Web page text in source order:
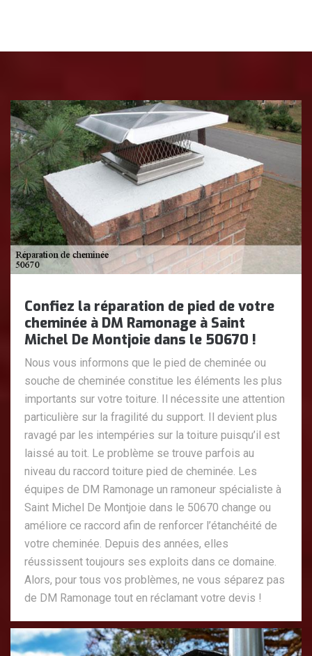
Confiez la réparation de pied de votre
cheminée à DM Ramonage à Saint
Michel De Montjoie dans le 50670 !
Nous vous informons que le pied de cheminée ou
souche de cheminée constitue les éléments les plus
importants sur votre toiture. Il nécessite une attention
particulière sur la fragilité du support. Il devient plus
ravagé par les intempéries sur la toiture puisqu’il est
laissé au toit. Le problème se trouve parfois au
niveau du raccord toiture pied de cheminée. Les
équipes de DM Ramonage un ramoneur spécialiste à
Saint Michel De Montjoie dans le 50670 change ou
améliore ce raccord afin de renforcer l’étanchéité de
votre cheminée. Depuis des années, elles
réussissent toujours ses exploits dans ce domaine.
Alors, pour tous vos problèmes, ne vous séparez pas
de DM Ramonage tout en réclamant votre devis !